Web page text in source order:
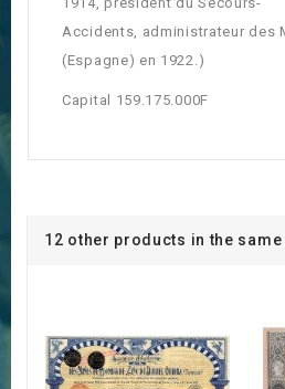
Accidents, administrateur des
(Espagne) en 1922.)
Capital 159.175.000F
12 other products in the